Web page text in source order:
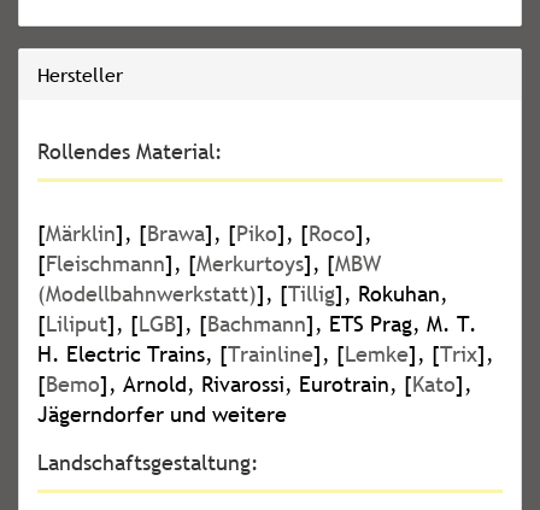
Hersteller
Rollendes Material:
[Märklin], [Brawa], [Piko], [Roco],
[Fleischmann], [Merkurtoys], [MBW
(Modellbahnwerkstatt)], [Tillig], Rokuhan,
[Liliput], [LGB], [Bachmann], ETS Prag, M. T.
H. Electric Trains, [Trainline], [Lemke], [Trix],
[Bemo], Arnold, Rivarossi, Eurotrain, [Kato],
Jägerndorfer und weitere
Landschaftsgestaltung: